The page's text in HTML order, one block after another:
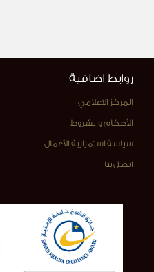
روابط اضافية
المركز الاعلامي
الأحكام والشروط
سياسة استمرارية الأعمال
اتصل بنا